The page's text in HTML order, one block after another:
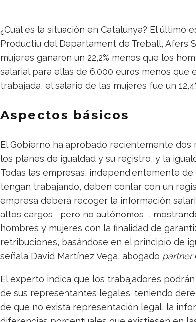
¿Cuál es la situación en Catalunya? El último
Productiu del Departament de Treball, Afers
mujeres ganaron un 22,2% menos que los
salarial para ellas de 6.000 euros menos que
trabajada, el salario de las mujeres fue un
Aspectos básicos
El Gobierno ha aprobado recientemente
los planes de igualdad y su registro, y la
Todas las empresas, independientemente
tengan trabajando, deben contar con un
empresa deberá recoger la información
altos cargos –pero no autónomos–,
hombres y mujeres con la finalidad de
retribuciones, basándose en el principio de
señala David Martínez Vega, abogado partner
El experto indica que los trabajadores
de sus representantes legales, teniendo
de que no exista representación legal, la